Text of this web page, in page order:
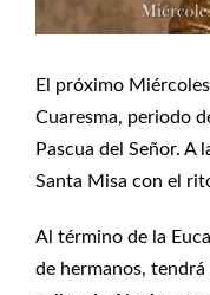
El próximo
Cuaresma, periodo
Pascua del Señor. A
Santa Misa con el
Al término de la
de hermanos,